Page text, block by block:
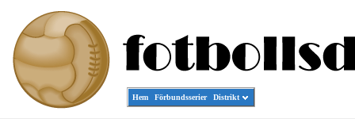
Hem Förbundsserier Distrikt